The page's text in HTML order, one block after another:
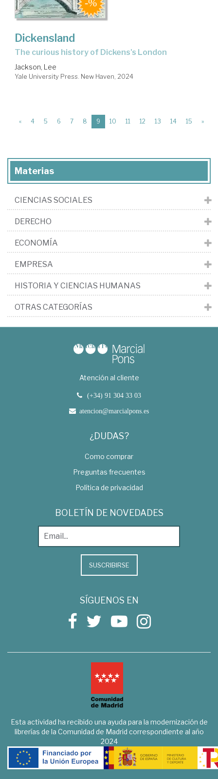
Dickensland
the curious history of Dickens's London
Jackson, Lee
Yale University Press. New Haven, 2024
« 4 5 6 7 8 9 (current)
10 11 12 13 14 15 »
Materias
CIENCIAS SOCIALES
DERECHO
ECONOMÍA
EMPRESA
HISTORIA Y CIENCIAS HUMANAS
OTRAS CATEGORÍAS
Atención al cliente
(+34) 91 304 33 03
atencion@marcialpons.es
¿DUDAS?
Como comprar
Preguntas frecuentes
Política de privacidad
BOLETÍN DE NOVEDADES
SUSCRIBIRSE
SÍGUENOS EN
Esta actividad ha recibido una ayuda para la modernización de
librerías de la Comunidad de Madrid correspondiente al año
2024